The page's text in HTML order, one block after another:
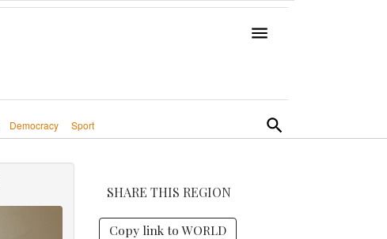
Democracy Sport
SHARE THIS REGION
Copy link to WORLD